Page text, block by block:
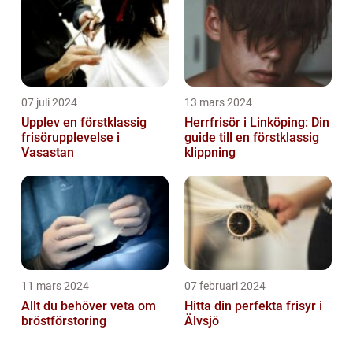
07 juli 2024
Upplev en förstklassig
frisörupplevelse i
Vasastan
13 mars 2024
Herrfrisör i Linköping: Din
guide till en förstklassig
klippning
11 mars 2024
Allt du behöver veta om
bröstförstoring
07 februari 2024
Hitta din perfekta frisyr i
Älvsjö